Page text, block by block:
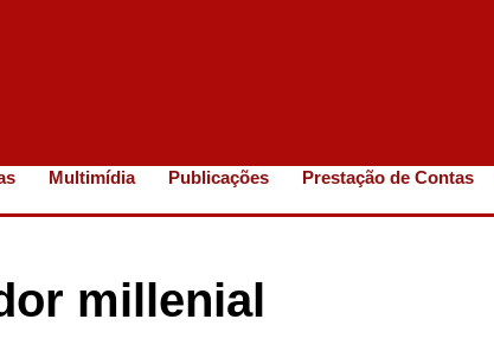
Multimídia Publicações Prestação de Contas
millenial